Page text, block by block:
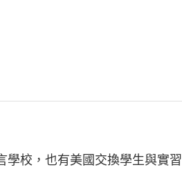
學校，也有美國交換學生與實習